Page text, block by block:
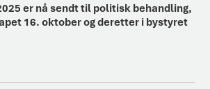
er nå sendt til politisk behandling,
16. oktober og deretter i bystyret